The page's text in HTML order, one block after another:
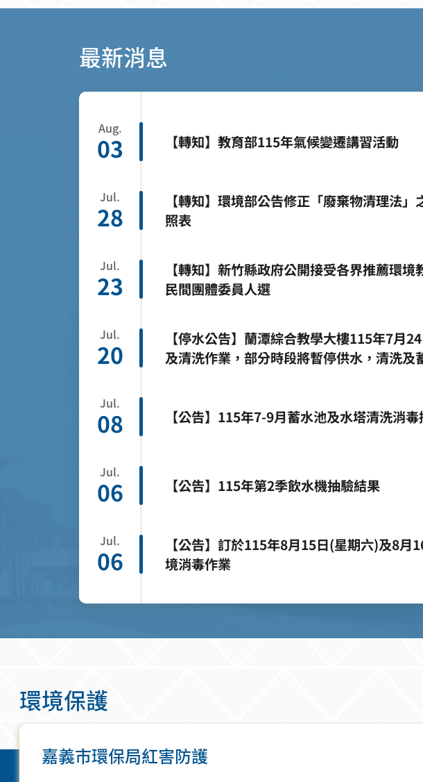
最新消息
Aug.
03 【轉知】教育部115年氣候變遷講習活動
Jul.
28
【轉知】環境部公告修正「廢棄物清理法
照表
Jul.
23
【轉知】新竹縣政府公開接受各界推薦環
民間團體委員人選
Jul.
20
【停水公告】蘭潭綜合教學大樓115年7月
及清洗作業，部分時段將暫停供水，清洗及
Jul.
08 【公告】115年7-9月蓄水池及水塔清洗消
Jul.
06 【公告】115年第2季飲水機抽驗結果
Jul.
06
【公告】訂於115年8月15日(星期六)及8月
境消毒作業